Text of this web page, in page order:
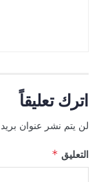
اترك تعليقاً
لن يتم نشر عنوان
التعليق *